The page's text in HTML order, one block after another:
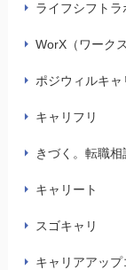
ライフシフトラ
WorX（ワークス
ポジウィルキャ
キャリフリ
きづく。転職相
キャリート
スゴキャリ
キャリアアッ